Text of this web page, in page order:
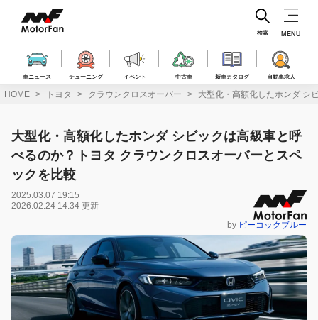
ス
車ニュース チューニング イベント 中古車 新車カタログ 自動車求人
検索 MENU
HOME トヨタ クラウンクロスオーバー 大型化・高額化したホンダ シ
大型化・高額化したホンダ シビックは高級車と呼
べるのか？トヨタ クラウンクロスオーバーとスペ
ックを比較
2025.03.07 19:15
2026.02.24 14:34 更新
by ピーコックブルー